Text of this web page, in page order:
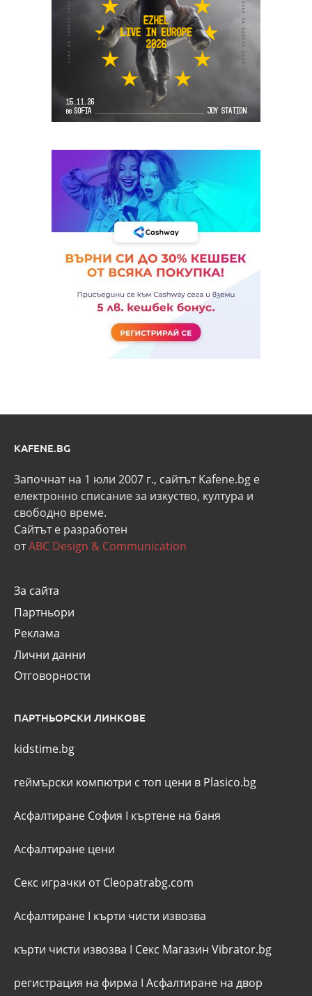
KAFENE.BG
Започнат на 1 юли 2007 г., сайтът Kafene.bg e
eлектронно списание за изкуство, култура и
свободно време.
Сайтът е разработен
отABC Design & Communication
За сайта
Партньори
Реклама
Лични данни
Отговорности
ПАРТНЬОРСКИ ЛИНКОВЕ
kidstime.bg
геймърски компютри с топ цени в Plasico.bg
Асфалтиране София I къртене на баня
Асфалтиране цени
Секс играчки от Cleopatrabg.com
Асфалтиране I кърти чисти извозва
кърти чисти извозва I Секс Магазин Vibrator.bg
регистрация на фирма I Асфалтиране на двор